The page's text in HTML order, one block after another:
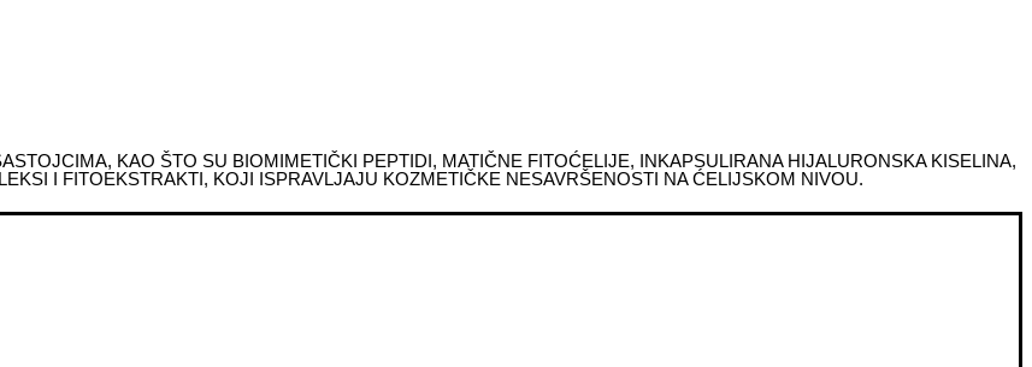
KAO ŠTO SU BIOMIMETIČKI PEPTIDI, MATIČNE FITOĆELIJE, INKAPSULIRANA HIJALURONSKA KISELINA,
I FITOEKSTRAKTI, KOJI ISPRAVLJAJU KOZMETIČKE NESAVRŠENOSTI NA ĆELIJSKOM NIVOU.